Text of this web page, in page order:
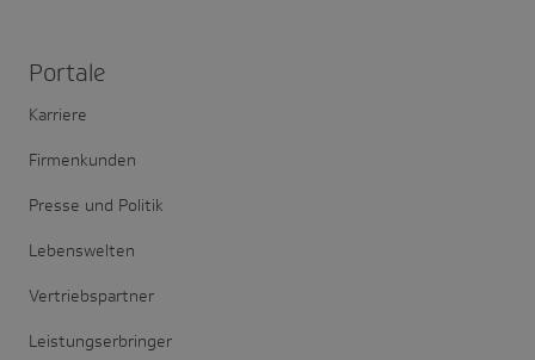
Portale
Karriere
Firmenkunden
Presse und Politik
Lebenswelten
Vertriebspartner
Leistungserbringer